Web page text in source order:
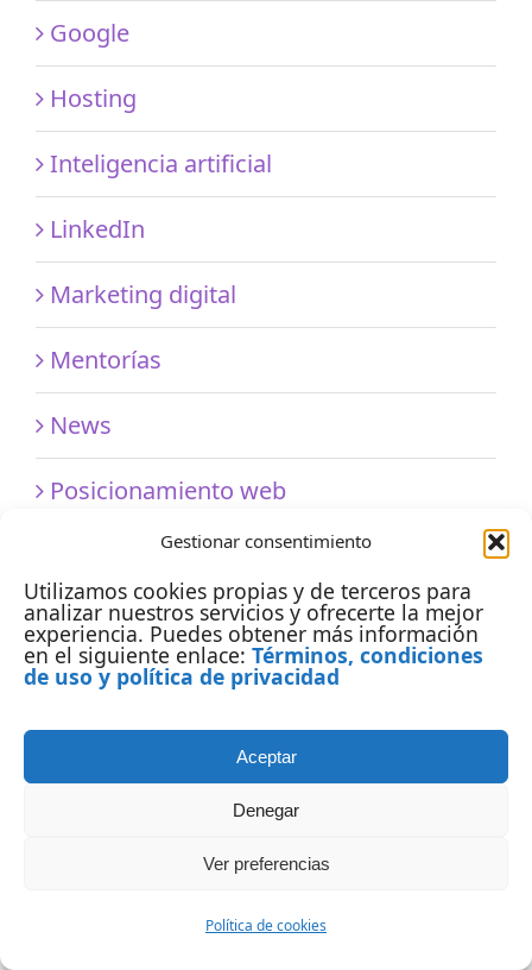
Gestionar consentimiento
Utilizamos cookies propias y de terceros para
analizar nuestros servicios y ofrecerte la mejor
experiencia. Puedes obtener más información
en el siguiente enlace: Términos, condiciones
de uso y política de privacidad
Aceptar
Denegar
Ver preferencias
Política de cookies
Google
Hosting
Inteligencia artificial
LinkedIn
Marketing digital
Mentorías
News
Posicionamiento web
Publicidad digital
Redes sociales
Startups